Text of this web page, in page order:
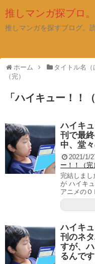
推しマンガ探ブロ。
推しマンガを探すブログ。
ホーム タイトル名
（完）
「ハイキュー！！（
ハイキ
刊で最
中、堂
2021/1/
ー！！（完
完結しま
が ハイキ
アニメの
ハイキ
刊のネ
すが、
るんです